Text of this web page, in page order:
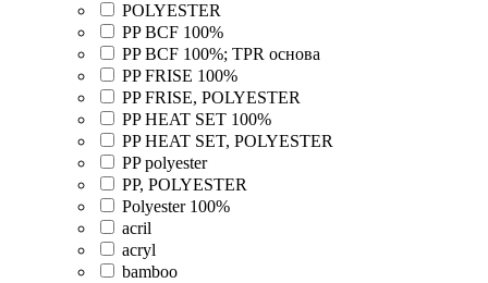
POLYESTER
PP BCF 100%
PP BCF 100%; TPR основа
PP FRISE 100%
PP FRISE, POLYESTER
PP HEAT SET 100%
PP HEAT SET, POLYESTER
PP polyester
PP, POLYESTER
Polyester 100%
acril
acryl
bamboo